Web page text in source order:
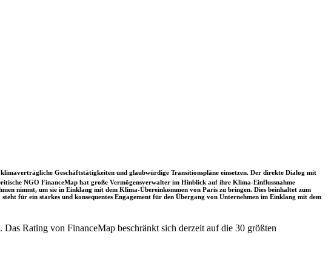
Geschäftstätigkeiten und glaubwürdige Transitionspläne einsetzen. Der direkte Dialog mit
NGO FinanceMap hat große Vermögensverwalter im Hinblick auf ihre Klima-Einflussnahme
nimmt, um sie in Einklang mit dem Klima-Übereinkommen von Paris zu bringen. Dies beinhaltet zum
für ein starkes und konsequentes Engagement für den Übergang von Unternehmen im Einklang mit dem
Rating von FinanceMap beschränkt sich derzeit auf die 30 größten